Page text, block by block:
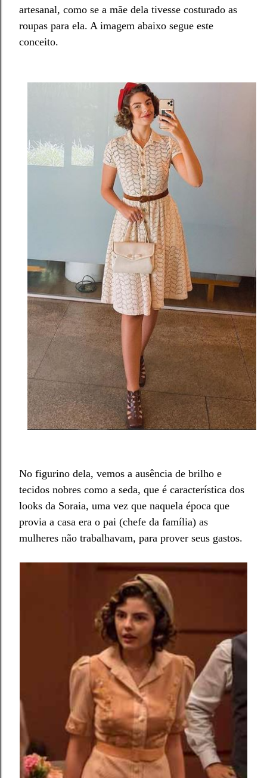
artesanal, como se a mãe dela tivesse costurado as
roupas para ela. A imagem abaixo segue este
conceito.
No figurino dela, vemos a ausência de brilho e
tecidos nobres como a seda, que é característica dos
looks da Soraia, uma vez que naquela época que
provia a casa era o pai (chefe da família) as
mulheres não trabalhavam, para prover seus gastos.